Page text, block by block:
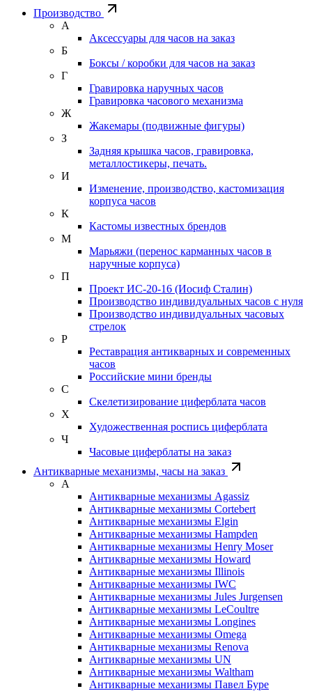
Производство
А
Аксессуары для часов на заказ
Б
Боксы / коробки для часов на заказ
Г
Гравировка наручных часов
Гравировка часового механизма
Ж
Жакемары (подвижные фигуры)
З
Задняя крышка часов, гравировка,
металлостикеры, печать.
И
Изменение, производство, кастомизация
корпуса часов
К
Кастомы известных брендов
М
Марьяжи (перенос карманных часов в
наручные корпуса)
П
Проект ИС-20-16 (Иосиф Сталин)
Производство индивидуальных часов с нуля
Производство индивидуальных часовых
стрелок
Р
Реставрация антикварных и современных
часов
Российские мини бренды
С
Скелетизирование циферблата часов
Х
Художественная роспись циферблата
Ч
Часовые циферблаты на заказ
Антикварные механизмы, часы на заказ
А
Антикварные механизмы Agassiz
Антикварные механизмы Cortebert
Антикварные механизмы Elgin
Антикварные механизмы Hampden
Антикварные механизмы Henry Moser
Антикварные механизмы Howard
Антикварные механизмы Illinois
Антикварные механизмы IWC
Антикварные механизмы Jules Jurgensen
Антикварные механизмы LeCoultre
Антикварные механизмы Longines
Антикварные механизмы Omega
Антикварные механизмы Renova
Антикварные механизмы UN
Антикварные механизмы Waltham
Антикварные механизмы Павел Буре